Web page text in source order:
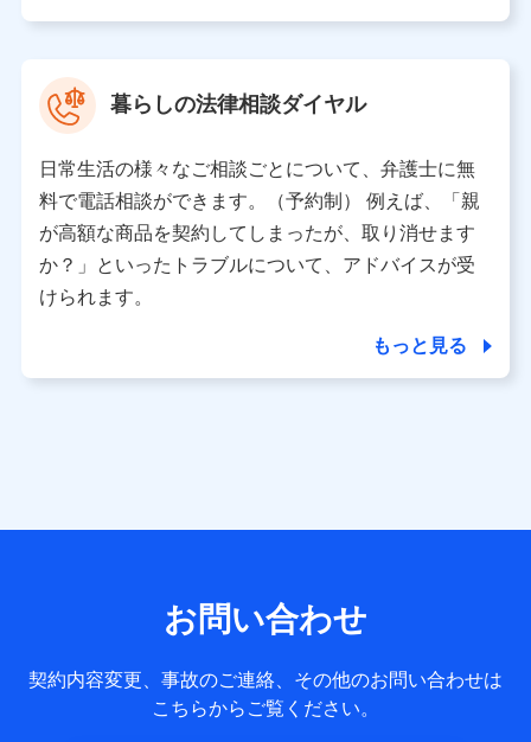
氏名、電話番号、メールアドレス、お客さまの識別子、属
性、連絡先、dポイントサービスのご利用に関する情報。例
として、dポイントカード番号、性別、年齢、家族構成、住
所、dポイント残高、dポイント利用履歴などが含まれます。
利用情報
当社又は株式会社NTTドコモが提供する各種サービスなどの
ご契約・ご利用などに関する情報。例として、当社又は株式
会社NTTドコモが提供する各種サービスのご契約状態・ご利
用履歴インターネット利用時の行動に関する情報、アプリケ
ーション利用時の行動に関する情報、購入されたサービスや
当社又は株式会社NTTドコモが提供する保険関連サービスに
送信履歴などの情報）が含まれます。
約に関する情報。例として、保険契約者及び被保険者の氏
名、住所、生年月日、性別、保険契約者と被保険者の関係、
保険加入の目的、保険商品の内容、保険料、保険料のお支払
暮らしの法律相談ダイヤル
日常生活の様々なご相談ごとについて、弁護士に無
料で電話相談ができます。（予約制） 例えば、「親
が高額な商品を契約してしまったが、取り消せます
か？」といったトラブルについて、アドバイスが受
けられます。
もっと見る
お問い合わせ
契約内容変更、事故のご連絡、その他のお問い合わせは
こちらからご覧ください。